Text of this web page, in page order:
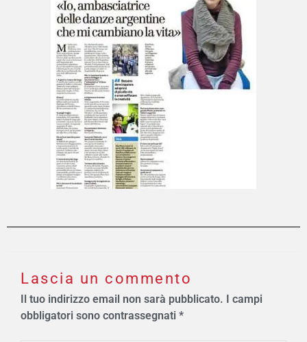
Lascia un commento
Il tuo indirizzo email non sarà pubblicato. I campi
obbligatori sono contrassegnati *